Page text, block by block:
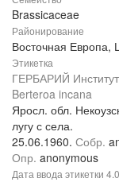
Brassicaceae
Районирование
Восточная Европа,
Этикетка
ГЕРБАРИЙ
Berteroa incana
Яросл. обл.
лугу с села.
25.06.1960. Собр.
Опр. anonymous
Дата ввода этикетки